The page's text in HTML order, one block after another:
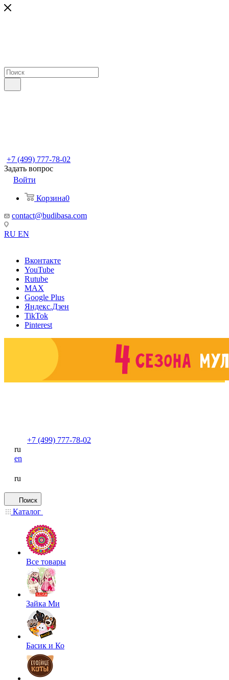
+7 (499) 777-78-02
Задать вопрос
Войти
Корзина0
contact@budibasa.com
RU EN
Вконтакте
YouTube
Rutube
MAX
Google Plus
Яндекс.Дзен
TikTok
Pinterest
+7 (499) 777-78-02
ru
en
ru
Поиск
Каталог
Все товары
Зайка Ми
Басик и Ко